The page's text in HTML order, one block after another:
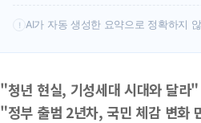
! AI가 자동 생성한 요약으로 정확하지
"청년 현실, 기성세대 시대와 달라"
"정부 출범 2년차, 국민 체감 변화